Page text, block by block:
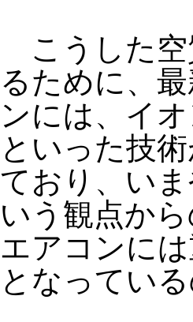
こうした空
るために、
ンには、イ
といった技
ており、い
いう観点か
エアコンに
となってい